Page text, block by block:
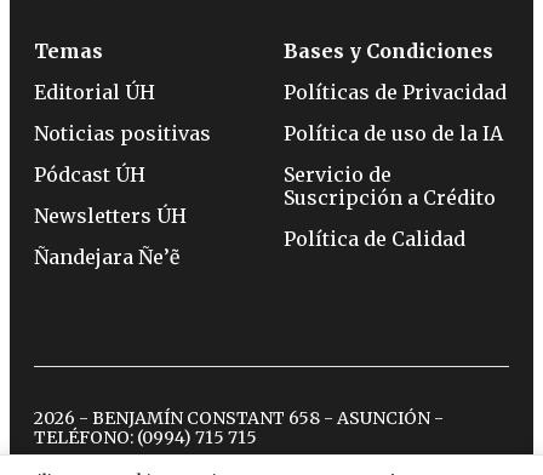
Temas
Editorial ÚH
Noticias positivas
Pódcast ÚH
Newsletters ÚH
Ñandejara Ñe’ẽ
Bases y Condiciones
Políticas de Privacidad
Política de uso de la IA
Servicio de
Suscripción a Crédito
Política de Calidad
2026 - BENJAMÍN CONSTANT 658 - ASUNCIÓN -
TELÉFONO: (0994) 715 715